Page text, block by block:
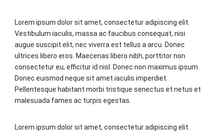
Lorem ipsum dolor sit amet, consectetur adipiscing elit.
Vestibulum iaculis, massa ac faucibus consequat, nisi
augue suscipit elit, nec viverra est tellus a arcu. Donec
ultrices libero eros. Maecenas libero nibh, porttitor non
consectetur eu, efficitur id nisl. Donec non maximus ipsum.
Donec euismod neque sit amet iaculis imperdiet.
Pellentesque habitant morbi tristique senectus et netus et
malesuada fames ac turpis egestas.
Lorem ipsum dolor sit amet, consectetur adipiscing elit.